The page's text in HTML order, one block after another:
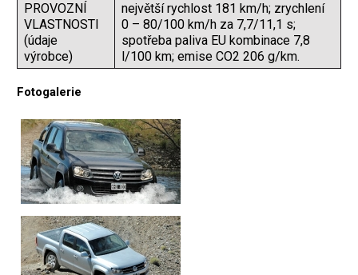
PROVOZNÍ
VLASTNOSTI
(údaje
výrobce)
největší rychlost 181 km/h; zrychlení
0 – 80/100 km/h za 7,7/11,1 s;
spotřeba paliva EU kombinace 7,8
l/100 km; emise CO2 206 g/km.
Fotogalerie